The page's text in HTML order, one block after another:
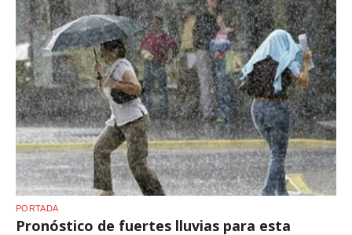
PORTADA
Pronóstico de fuertes lluvias para esta